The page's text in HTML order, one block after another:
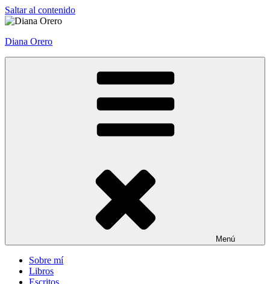
Saltar al contenido
Diana Orero
Menú
Sobre mí
Libros
Escritos